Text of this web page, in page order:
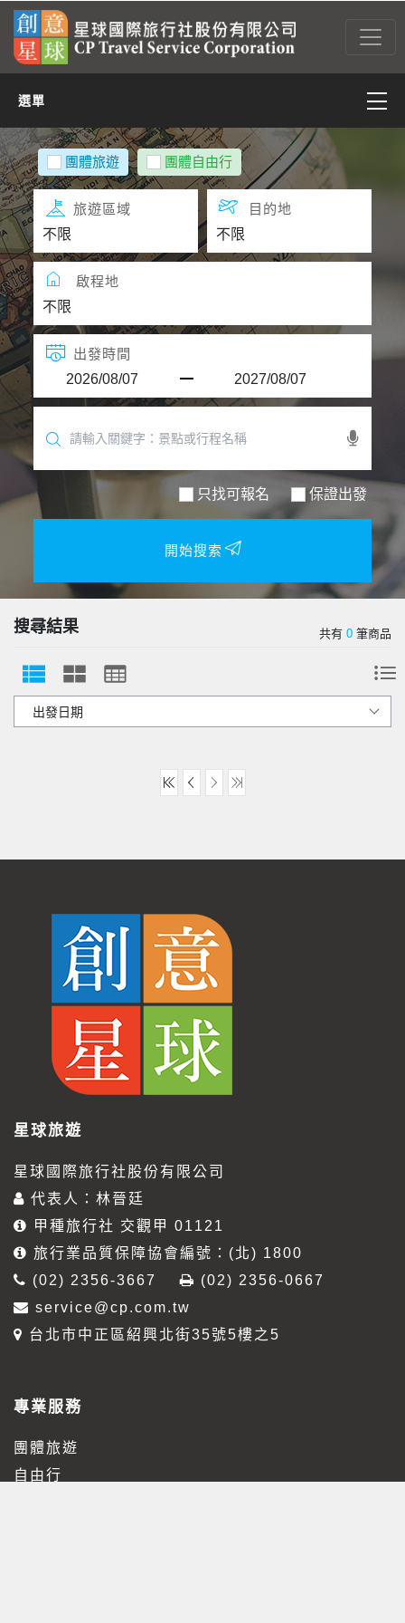
選單
亞太
亞西(含中東)
非洲
美洲
歐洲
團體旅遊 團體自由行
旅遊區域 目的地
啟程地
出發時間
只找可報名 保證出發
開始搜索
搜尋結果 共有 0 筆商品
星球旅遊
星球國際旅行社股份有限公司
代表人：林晉廷
甲種旅行社 交觀甲 01121
旅行業品質保障協會編號：(北) 1800
(02) 2356-3667
(02) 2356-0667
service@cp.com.tw
台北市中正區紹興北街35號5樓之5
專業服務
團體旅遊
自由行